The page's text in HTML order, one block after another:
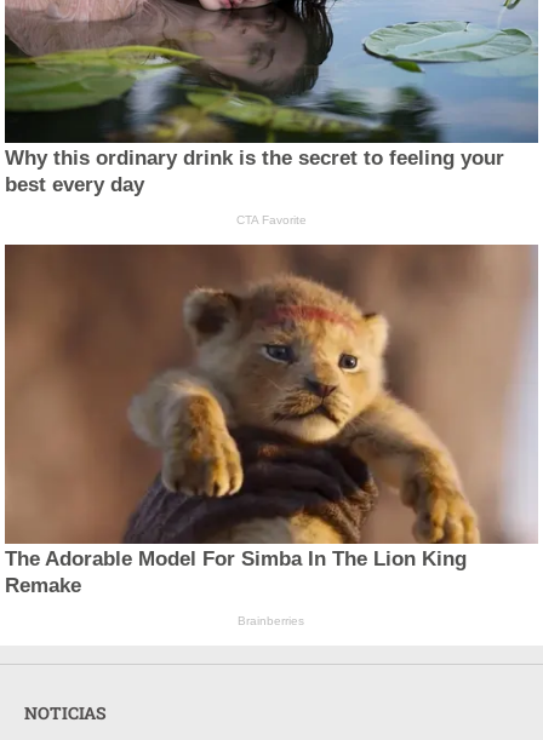
Why this ordinary drink is the secret to feeling your
best every day
CTA Favorite
The Adorable Model For Simba In The Lion King
Remake
Brainberries
NOTICIAS